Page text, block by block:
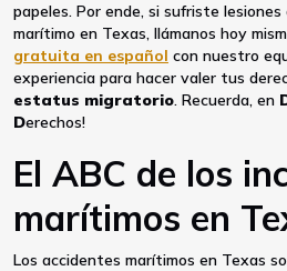
papeles. Por ende, si sufriste
marítimo en Texas, llámanos hoy
gratuita en español con nuestro
experiencia para hacer valer tus
estatus migratorio. Recuerda, en
Derechos!
El ABC de los
marítimos en
Los accidentes marítimos en Texas